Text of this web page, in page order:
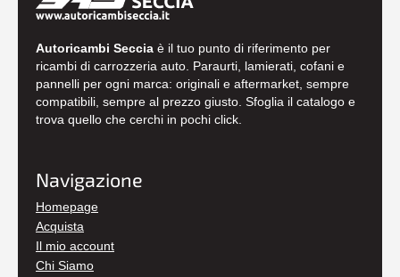
Autoricambi Seccia è il tuo punto di riferimento per
ricambi di carrozzeria auto. Paraurti, lamierati, cofani e
pannelli per ogni marca: originali e aftermarket, sempre
compatibili, sempre al prezzo giusto. Sfoglia il catalogo e
trova quello che cerchi in pochi click.
Navigazione
Homepage
Acquista
Il mio account
Chi Siamo